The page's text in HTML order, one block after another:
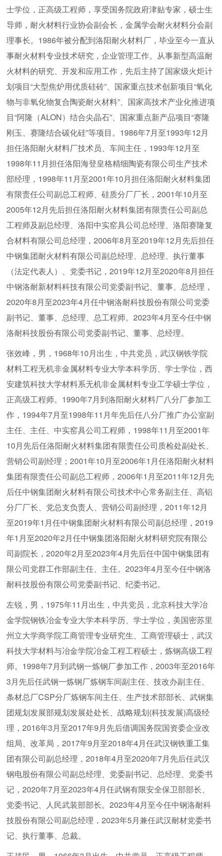
士学位，正高级工程师，享受国务院政府津贴专家，硕士生
导师，耐火材料行业协会副会长，金属学会耐火材料分会副
理事长。1986年被分配到洛阳耐火材料厂，毕业至今一直从
事耐火材料专业技术研究，企业管理工作。从事新型高温耐
火材料的研究、开发和应用工作，先后主持了国家级火炬计
划项目“大型焦炉用优质硅砖”、国家重点技术创新项目“氧化
物与非氧化物复合陶瓷耐火材料”、国家高技术产业化推进项
目“阿隆（ALON）结合尖晶石”、国家重点新产品项目“赛隆
刚玉、赛隆结合碳化硅”等项目。1986年7月至1993年12月
担任洛阳耐火材料厂技术员、车间主任，1993年12月至
1998年11月担任洛阳海登皇格精细陶瓷有限公司生产技术
部经理，1998年11月至2001年10月担任洛阳耐火材料集团
有限责任公司副总工程师、硅质分厂厂长，2001年10月至
2005年12月先后担任洛阳耐火材料集团有限责任公司副总
工程师及副总经理、洛阳中实窑具公司总经理、洛阳赛隆复
合材料有限公司总经理，2006年8月至2019年12月先后担任
中钢集团耐火材料有限公司副总经理、总经理、执行董事
（法定代表人）、党委书记，2019年12月至2020年8月担任
中钢洛耐新材料科技有限公司党委副书记、董事、总经理，
2020年8月至2023年4月任中钢洛耐科技股份有限公司党委
副书记、董事、总经理、总工程师。2023年4月至今任中钢
洛耐科技股份有限公司党委副书记、董事、总经理。
张效峰，男，1968年10月出生，中共党员，武汉钢铁学院
材料工程无机非金属材料专业大学本科学历、学士学位，西
安建筑科技大学材料系无机非金属材料专业工学硕士学位，
正高级工程师。1990年7月到洛阳耐火材料厂八分厂参加工
作，1994年7月至1998年11月年先后任八分厂推广办公室副
主任、主任、中实窑具公司工程师，1998年11月至2001年
10月先后任洛阳耐火材料集团有限责任公司质检处副处长、
营销公司副经理；2001年10月至2006年1月任洛阳耐火材料
集团有限责任公司副总工程师，2006年1月至2011年12月先
后任中钢集团耐火材料有限公司技术中心常务副主任、高铝
分厂厂长、党总支负责人、营销公司副经理，2011年12月
至2019年1月任中钢集团耐火材料有限公司副总经理，2019
年1月至2020年2月任中钢集团洛阳耐火材料研究院有限公
司副院长，2020年2月至2023年4月先后任中国中钢集团有
限公司党群工作部副主任、主任。2023年4月至今任中钢洛
耐科技股份有限公司党委副书记、纪委书记。
左锐，男，1975年11月出生，中共党员，北京科技大学冶
金学院钢铁冶金专业大学本科学历、学士学位，美国密苏里
州立大学商学院工商管理专业研究生、工商管理硕士，武汉
科技大学材料与冶金学院冶金工程工程硕士，炼钢高级工程
师。1998年7月到武钢一炼钢厂参加工作，2003年至2016年
3月先后任武钢一炼钢厂炼钢车间副主任、技改办副主任、
条材总厂CSP分厂炼钢车间主任、生产技术部部长、武钢集
团规划发展部规划发展处处长、战略规划(科技发展)高级经
理，2016年3月至2017年9月先后借调国务院国资委企业改
组局、改革局，2017年9月至2018年4月任武汉钢铁重工集
团有限公司副总经理，2018年4月至2020年7月先后任武汉
钢电股份有限公司副总经理、党委副书记、总经理、党委书
记，2020年7月至2023年4月任武钢有限安全保卫部部长、
党委书记、人民武装部部长。2023年4月至今任中钢洛耐科
技股份有限公司副总经理，2023年5月兼任武汉耐材党委书
记、执行董事、总裁。